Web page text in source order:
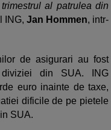
al patrulea din
ING, Jan Hommen, intr-
de asigurari au fost
diviziei din SUA. ING
euro inainte de taxe,
dificile de pe pietele
SUA.